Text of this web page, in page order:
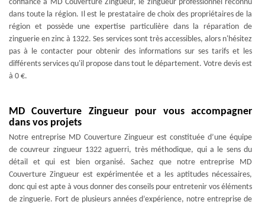
confiance à MD Couverture Zingueur, le zingueur professionnel reconnu
dans toute la région. Il est le prestataire de choix des propriétaires de la
région et possède une expertise particulière dans la réparation de
zinguerie en zinc à 1322. Ses services sont très accessibles, alors n'hésitez
pas à le contacter pour obtenir des informations sur ses tarifs et les
différents services qu'il propose dans tout le département. Votre devis est
à 0 €.
MD Couverture Zingueur pour vous accompagner
dans vos projets
Notre entreprise MD Couverture Zingueur est constituée d’une équipe
de couvreur zingueur 1322 aguerri, très méthodique, qui a le sens du
détail et qui est bien organisé. Sachez que notre entreprise MD
Couverture Zingueur est expérimentée et a les aptitudes nécessaires,
donc qui est apte à vous donner des conseils pour entretenir vos éléments
de zinguerie. Fort de plusieurs années d’expérience, notre entreprise de